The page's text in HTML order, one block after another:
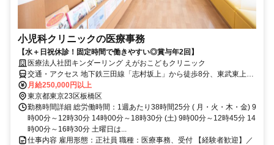
小児科クリニックの医療事務
【水＋日祝休診！固定時間で働きやすい◎賞与年2回】
医療法人社団キンダーリング えがおこどもクリニック
交通・アクセス 地下鉄三田線「志村坂上」から徒歩8分、東武東上線
「ときわ台」から徒歩15分、国際興業バス「前野町3丁目」から徒歩
3分
月給250,000円以上
東京都東京23区板橋区
勤務時間詳細 総労働時間：1週あたり38時間25分 ( 月・火・木・金) 9
時00分～12時30分 14時00分～18時30分 (土) 9時00分～12時45分 14
時00分～16時30分 土曜日は...
仕事内容 雇用形態：正社員 職種：医療事務、受付 【経験者歓迎】／